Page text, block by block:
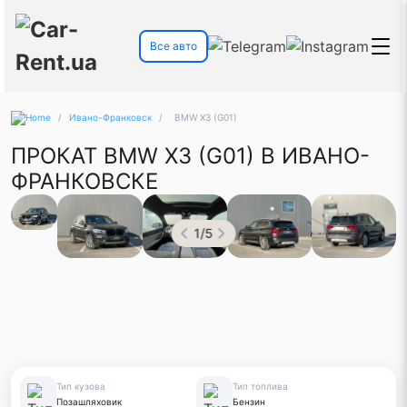
Все авто
/ Ивано-Франковск / BMW X3 (G01)
ПРОКАТ BMW X3 (G01) В ИВАНО-
ФРАНКОВСКЕ
1/5
Тип кузова
Позашляховик
Тип топлива
Бензин